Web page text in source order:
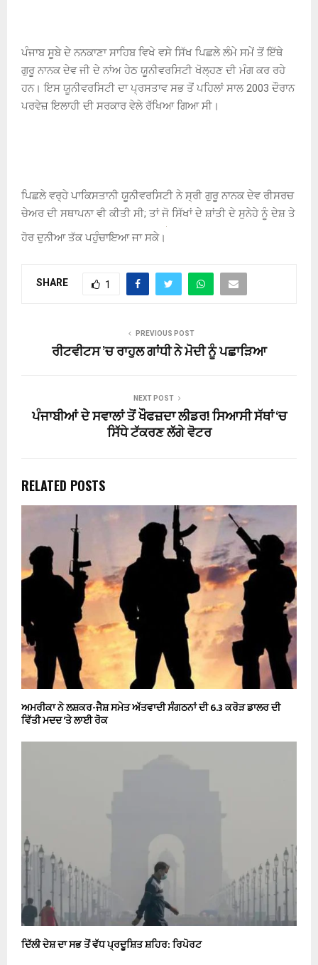
ਪੰਜਾਬ ਸੂਬੇ ਦੇ ਨਨਕਾਣਾ ਸਾਹਿਬ ਵਿਖੇ ਵਸੇ ਸਿੱਖ ਪਿਛਲੇ ਲੰਮੇ ਸਮੇਂ ਤੋਂ ਇੱਥੇ
ਗੁਰੂ ਨਾਨਕ ਦੇਵ ਜੀ ਦੇ ਨਾਂਅ ਹੇਠ ਯੂਨੀਵਰਸਿਟੀ ਖੋਲ੍ਹਣ ਦੀ ਮੰਗ ਕਰ ਰਹੇ
ਹਨ। ਇਸ ਯੂਨੀਵਰਸਿਟੀ ਦਾ ਪ੍ਰਸਤਾਵ ਸਭ ਤੋਂ ਪਹਿਲਾਂ ਸਾਲ 2003 ਦੌਰਾਨ
ਪਰਵੇਜ਼ ਇਲਾਹੀ ਦੀ ਸਰਕਾਰ ਵੇਲੇ ਰੱਖਿਆ ਗਿਆ ਸੀ।
ਪਿਛਲੇ ਵਰ੍ਹੇ ਪਾਕਿਸਤਾਨੀ ਯੂਨੀਵਰਸਿਟੀ ਨੇ ਸ੍ਰੀ ਗੁਰੂ ਨਾਨਕ ਦੇਵ ਰੀਸਰਚ
ਚੇਅਰ ਦੀ ਸਥਾਪਨਾ ਵੀ ਕੀਤੀ ਸੀ; ਤਾਂ ਜੋ ਸਿੱਖਾਂ ਦੇ ਸ਼ਾਂਤੀ ਦੇ ਸੁਨੇਹੇ ਨੂੰ ਦੇਸ਼ ਤੇ
ਹੋਰ ਦੁਨੀਆ ਤੱਕ ਪਹੁੰਚਾਇਆ ਜਾ ਸਕੇ।
SHARE 1
PREVIOUS POST
ਰੀਟਵੀਟਸ ’ਚ ਰਾਹੁਲ ਗਾਂਧੀ ਨੇ ਮੋਦੀ ਨੂੰ ਪਛਾੜਿਆ
NEXT POST
ਪੰਜਾਬੀਆਂ ਦੇ ਸਵਾਲਾਂ ਤੋਂ ਖੌਫਜ਼ਦਾ ਲੀਡਰ! ਸਿਆਸੀ ਸੱਥਾਂ ‘ਚ
ਸਿੱਧੇ ਟੱਕਰਣ ਲੱਗੇ ਵੋਟਰ
RELATED POSTS
ਅਮਰੀਕਾ ਨੇ ਲਸ਼ਕਰ-ਜੈਸ਼ ਸਮੇਤ ਅੱਤਵਾਦੀ ਸੰਗਠਨਾਂ ਦੀ 6.3 ਕਰੋੜ ਡਾਲਰ ਦੀ
ਵਿੱਤੀ ਮਦਦ ‘ਤੇ ਲਾਈ ਰੋਕ
ਦਿੱਲੀ ਦੇਸ਼ ਦਾ ਸਭ ਤੋਂ ਵੱਧ ਪ੍ਰਦੂਸ਼ਿਤ ਸ਼ਹਿਰ: ਰਿਪੋਰਟ